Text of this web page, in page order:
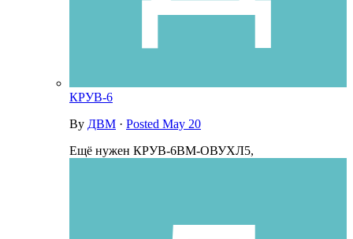
КРУВ-6
By ДВМ · Posted May 20
Ещё нужен КРУВ-6ВМ-ОВУХЛ5,